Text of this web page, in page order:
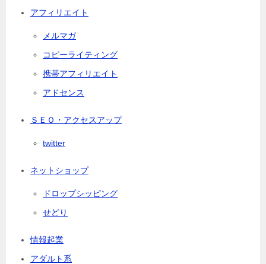
アフィリエイト
メルマガ
コピーライティング
携帯アフィリエイト
アドセンス
ＳＥＯ・アクセスアップ
twitter
ネットショップ
ドロップシッピング
せどり
情報起業
アダルト系